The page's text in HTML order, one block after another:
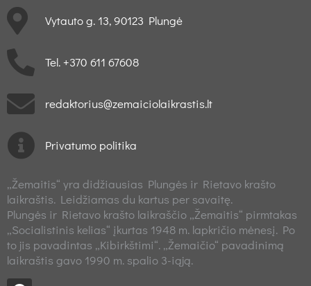
Vytauto g. 13, 90123 Plungė
Tel. +370 611 67608
redaktorius@zemaiciolaikrastis.lt
Privatumo politika
„Žemaitis“ yra didžiausias Plungės ir Rietavo krašto
laikraštis. Leidžiamas du kartus per savaitę.
Plungės ir Rietavo krašto laikraščio „Žemaitis“ pirmtakas
„Socialistinis kelias“ įkurtas 1948 m. lapkričio mėnesį. Po
to jis pavadintas „Kibirkštimi“. „Žemaičio“ pavadinimą
laikraštis gavo 1990 m. spalio 3-iąją.